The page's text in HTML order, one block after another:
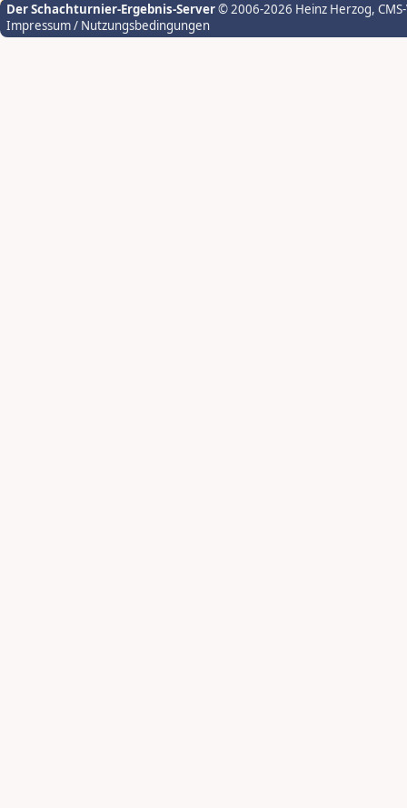
Der Schachturnier-Ergebnis-Server© 2006-2026 Heinz Herzog,
Impressum / Nutzungsbedingungen